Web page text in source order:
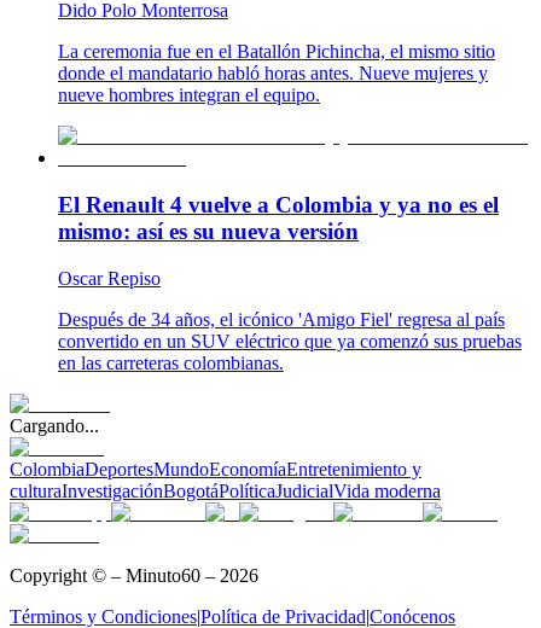
Dido Polo Monterrosa
La ceremonia fue en el Batallón Pichincha, el mismo sitio
donde el mandatario habló horas antes. Nueve mujeres y
nueve hombres integran el equipo.
El Renault 4 vuelve a Colombia y ya no es el
mismo: así es su nueva versión
Oscar Repiso
Después de 34 años, el icónico 'Amigo Fiel' regresa al país
convertido en un SUV eléctrico que ya comenzó sus pruebas
en las carreteras colombianas.
Cargando...
ColombiaDeportesMundoEconomíaEntretenimiento y
culturaInvestigaciónBogotáPolíticaJudicialVida moderna
Copyright © – Minuto60 – 2026
Términos y Condiciones|Política de Privacidad|Conócenos